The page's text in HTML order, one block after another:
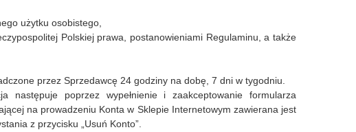
użytku osobistego,
Polskiej prawa, postanowieniami Regulaminu, a także
przez Sprzedawcę 24 godziny na dobę, 7 dni w tygodniu.
następuje poprzez wypełnienie i zaakceptowanie formularza
na prowadzeniu Konta w Sklepie Internetowym zawierana jest
z przycisku „Usuń Konto”.